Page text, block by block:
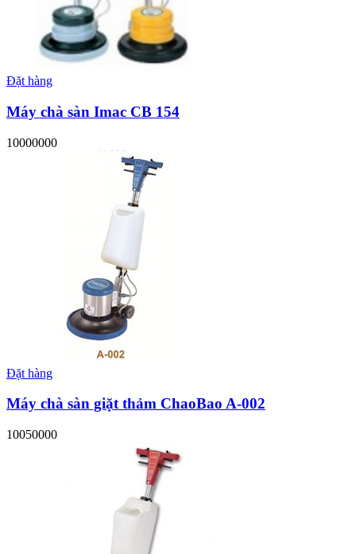
Đặt hàng
Máy chà sàn Imac CB 154
10000000
Đặt hàng
Máy chà sàn giặt thảm ChaoBao A-002
10050000